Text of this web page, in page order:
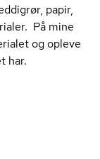
papir,
På mine
og opleve
har.